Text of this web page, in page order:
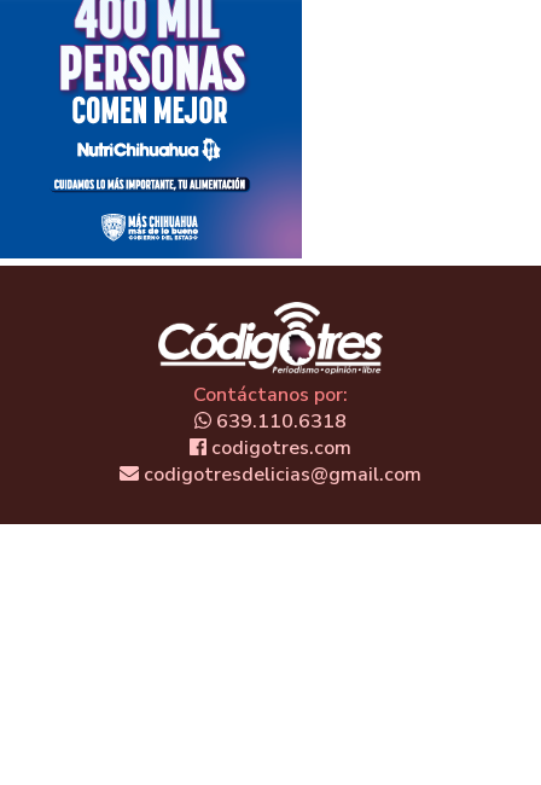
Contáctanos por:
639.110.6318
codigotres.com
codigotresdelicias@gmail.com